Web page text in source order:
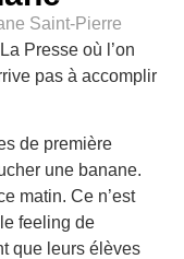
Saint-Pierre
Presse où l’on
pas à accomplir
de première
une banane.
matin. Ce n’est
feeling de
que leurs élèves